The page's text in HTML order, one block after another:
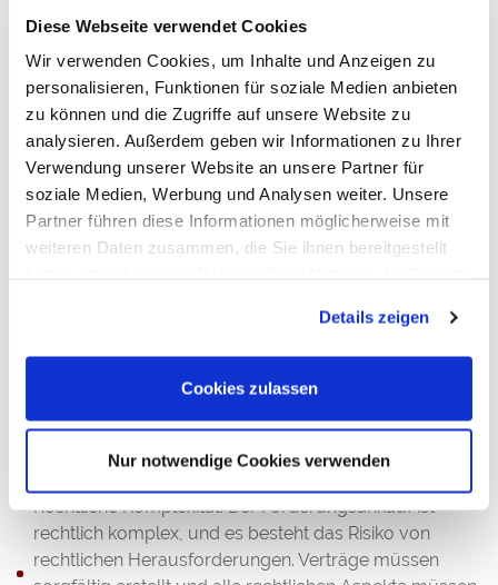
Diese Webseite verwendet Cookies
Wir verwenden Cookies, um Inhalte und Anzeigen zu
personalisieren, Funktionen für soziale Medien anbieten
zu können und die Zugriffe auf unsere Website zu
analysieren. Außerdem geben wir Informationen zu Ihrer
Verwendung unserer Website an unsere Partner für
soziale Medien, Werbung und Analysen weiter. Unsere
Partner führen diese Informationen möglicherweise mit
weiteren Daten zusammen, die Sie ihnen bereitgestellt
Cookies, wenn Sie unsere Webseite weiterhin nutzen.
Details zeigen
Cookies zulassen
Nur notwendige Cookies verwenden
Nicht erfolgreiche Einziehung: Ein zentrales Risiko
besteht darin, dass der Käufer möglicherweise
Schwierigkeiten bei der Einziehung der erworbenen
Forderungen hat. Dies kann zu einem Teil- oder
Totalverlust für das verkaufende Unternehmen führen.
Um dieses Risiko zu minimieren, ist die sorgfältige
Auswahl eines zuverlässigen und erfahrenen Käufers
entscheidend.
Forderungsankauf verbundenen Kosten, einschließlich
analysiert werden. Eine undurchsichtige
Kostenstruktur kann die erwarteten Vorteile
zunichtemachen. Unternehmen sollten die
dass der Forderungsankauf wirtschaftlich sinnvoll ist.
Rechtliche Komplexität: Der Forderungsankauf ist
rechtlich komplex, und es besteht das Risiko von
rechtlichen Herausforderungen. Verträge müssen